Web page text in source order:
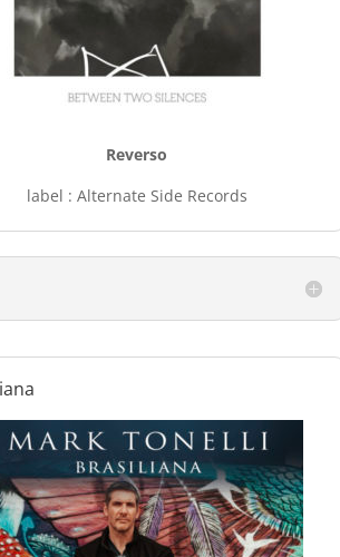
Reverso
label : Alternate Side Records